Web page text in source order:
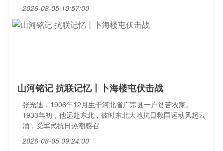
2026-08-05 10:57:00
山河铭记 抗联记忆丨卜海楼屯伏击战
张光迪，1906年12月生于河北省广宗县一户贫苦农家。
1933年初，他远赴东北，彼时东北大地抗日救国运动风起云
涌，受军民抗日热潮感召
2026-08-05 09:24:00